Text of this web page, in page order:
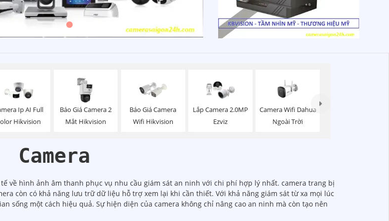
Ip AI Full
Hikvision
Báo Giá Camera 2
Mắt Hikvision
Báo Giá Camera
Wifi Hikvision
Lắp Camera 2.0MP
Ezviz
Camera Wifi Dahua
Ngoài Trời
Camera
về hình ảnh âm thanh phục vụ nhu cầu giám sát an ninh với chi phí hợp lý nhất. camera trang bị
còn có khả năng lưu trữ dữ liệu hỗ trợ xem lại khi cần thiết. Với khả năng giám sát từ xa mọi lúc
sống một cách hiệu quả. Sự hiện diện của camera không chỉ nâng cao an ninh mà còn tạo nên